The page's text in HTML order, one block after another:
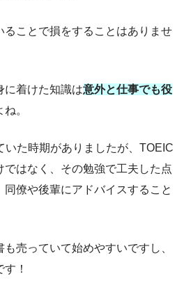
ることで損をすることはありませ
に着けた知識は意外と仕事でも役
。
いた時期がありましたが、TOEIC
はなく、その勉強で工夫した点
僚や後輩にアドバイスすること
売っていて始めやすいですし、
！